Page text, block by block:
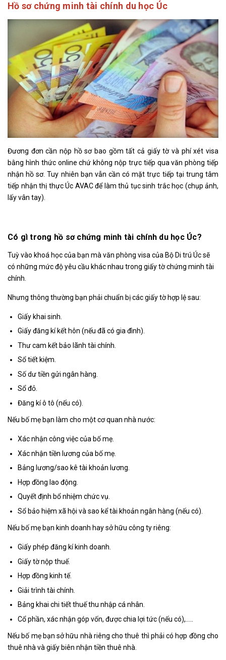
Hồ sơ chứng minh tài chính du học Úc
Đương đơn cần nộp hồ sơ bao gồm tất cả giấy tờ và phí xét visa
bằng hình thức online chứ không nộp trực tiếp qua văn phòng tiếp
nhận hồ sơ. Tuy nhiên bạn vẫn cần có mặt trực tiếp tại trung tâm
tiếp nhận thị thực Úc AVAC để làm thủ tục sinh trắc học (chụp ảnh,
lấy vân tay).
Có gì trong hồ sơ chứng minh tài chính du học Úc?
Tuỳ vào khoá học của bạn mà văn phòng visa của Bộ Di trú Úc sẽ
có những mức độ yêu cầu khác nhau trong giấy tờ chứng minh tài
chính.
Nhưng thông thường bạn phải chuẩn bị các giấy tờ hợp lệ sau:
Giấy khai sinh.
Giấy đăng kí kết hôn (nếu đã có gia đình).
Thư cam kết bảo lãnh tài chính.
Sổ tiết kiệm.
Số dư tiền gửi ngân hàng.
Sổ đỏ.
Đăng kí ô tô (nếu có).
Nếu bố mẹ bạn làm cho một cơ quan nhà nước:
Xác nhận công việc của bố mẹ.
Xác nhận tiền lương của bố mẹ.
Bảng lương/sao kê tài khoản lương.
Hợp đồng lao động.
Quyết định bổ nhiệm chức vụ.
Sổ bảo hiệm xã hội và sao kể tài khoản ngân hàng (nếu có).
Nếu bố mẹ bạn kinh doanh hay sở hữu công ty riêng:
Giấy phép đăng kí kinh doanh.
Giấy tờ nộp thuế.
Hợp đồng kinh tế.
Giải trình tài chính.
Bảng khai chi tiết thuế thu nhập cá nhân.
Cổ phần, xác nhận góp vốn, được chia lợi tức (nếu có),…..
Nếu bố mẹ bạn sở hữu nhà riêng cho thuê thì phải có hợp đồng cho
thuê nhà và giấy biên nhận tiền thuê nhà.